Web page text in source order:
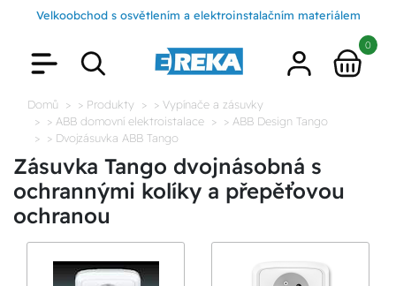
Velkoobchod s osvětlením a elektroinstalačním materiálem
0
Domů > Produkty
> Vypínače a zásuvky
> ABB domovní elektroistalace
> ABB Design Tango
> Dvojzásuvka ABB Tango
Zásuvka Tango dvojnásobná s
ochrannými kolíky a přepěťovou
ochranou